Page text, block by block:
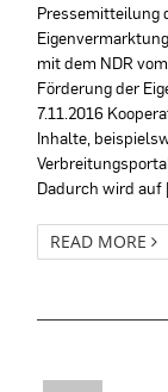
Pressemitteilung
mit dem NDR
Förderung der
7.11.2016
Inhalte,
Dadurch wird auf
READ MORE